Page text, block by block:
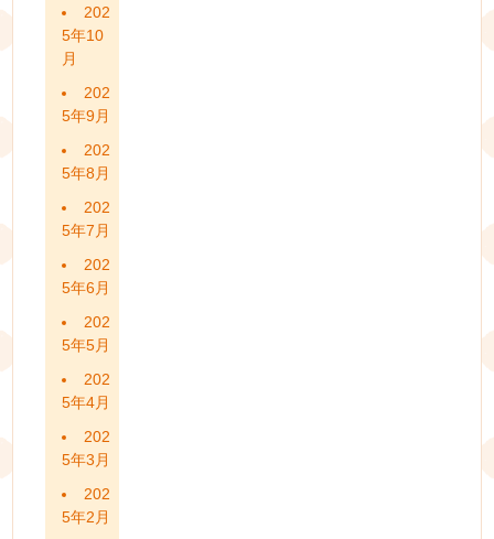
202
5年10
月
202
5年9月
202
5年8月
202
5年7月
202
5年6月
202
5年5月
202
5年4月
202
5年3月
202
5年2月